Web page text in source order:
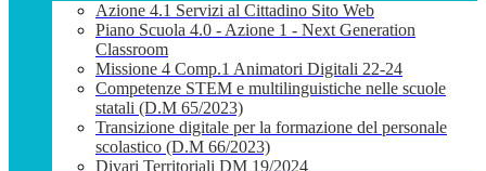
Azione 4.1 Servizi al Cittadino Sito Web
Piano Scuola 4.0 - Azione 1 - Next Generation
Classroom
Missione 4 Comp.1 Animatori Digitali 22-24
Competenze STEM e multilinguistiche nelle scuole
statali (D.M 65/2023)
Transizione digitale per la formazione del personale
scolastico (D.M 66/2023)
Divari Territoriali DM 19/2024